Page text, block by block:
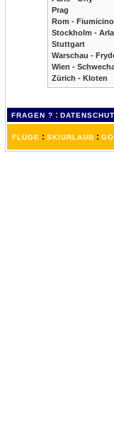
Prag
Rom - Fiumicino
Stockholm -
Stuttgart
Warschau -
Wien -
Zürich - Kloten
FRAGEN ? :
FLÜGE : SKIURLAUB :